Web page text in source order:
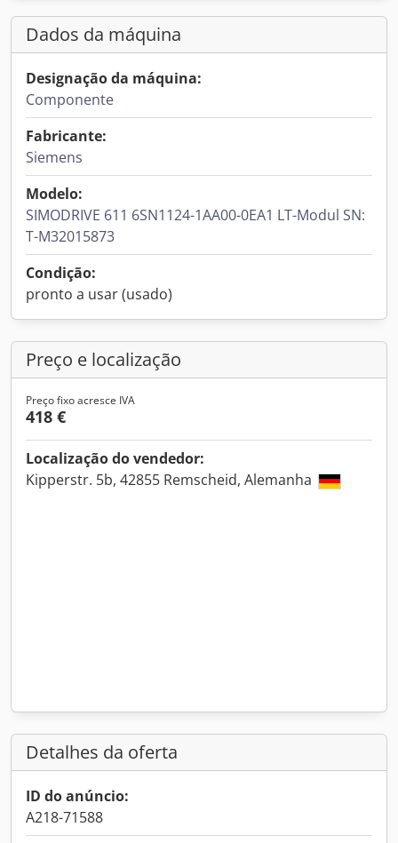
Dados da máquina
Designação da máquina:
Componente
Fabricante:
Siemens
Modelo:
SIMODRIVE 611 6SN1124-1AA00-0EA1 LT-Modul SN:
T-M32015873
Condição:
pronto a usar (usado)
Preço e localização
Preço fixo acresce IVA
418 €
Localização do vendedor:
Kipperstr. 5b, 42855 Remscheid, Alemanha
Detalhes da oferta
ID do anúncio:
A218-71588